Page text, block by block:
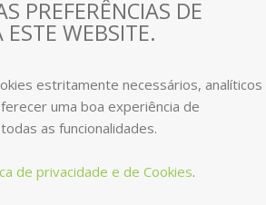
PREFERÊNCIAS DE
ESTE WEBSITE.
estritamente necessários, analíticos
uma boa experiência de
as funcionalidades.
de privacidade e de Cookies.